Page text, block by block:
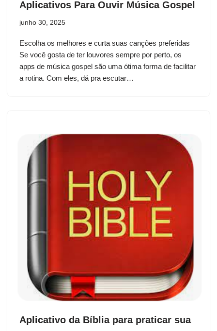
Aplicativos Para Ouvir Música Gospel
junho 30, 2025
Escolha os melhores e curta suas canções preferidas
Se você gosta de ter louvores sempre por perto, os
apps de música gospel são uma ótima forma de facilitar
a rotina. Com eles, dá pra escutar…
Aplicativo da Bíblia para praticar sua